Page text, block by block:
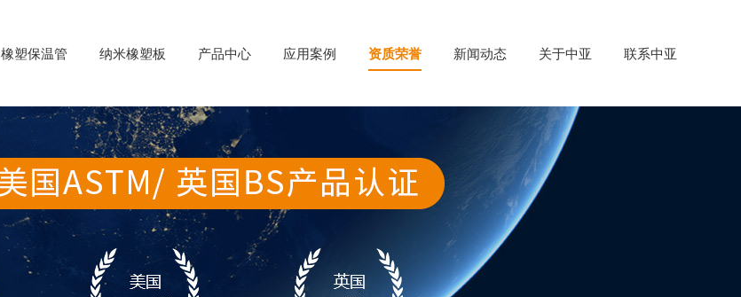
橡塑保温管 纳米橡塑板 产品中心 应用案例 资质荣誉 新闻动态 关于中亚 联系中亚